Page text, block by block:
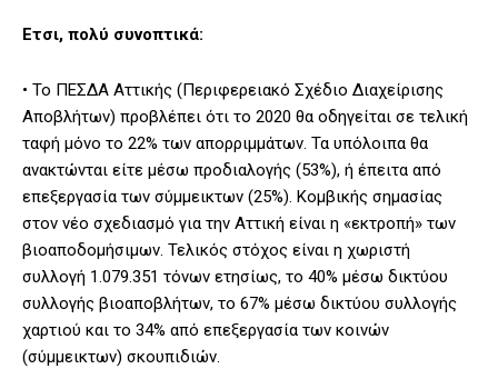
Ετσι, πολύ συνοπτικά:
• Το ΠΕΣΔΑ Αττικής (Περιφερειακό Σχέδιο Διαχείρισης
Αποβλήτων) προβλέπει ότι το 2020 θα οδηγείται σε τελική
ταφή μόνο το 22% των απορριμμάτων. Τα υπόλοιπα θα
ανακτώνται είτε μέσω προδιαλογής (53%), ή έπειτα από
επεξεργασία των σύμμεικτων (25%). Κομβικής σημασίας
στον νέο σχεδιασμό για την Αττική είναι η «εκτροπή» των
βιοαποδομήσιμων. Τελικός στόχος είναι η χωριστή
συλλογή 1.079.351 τόνων ετησίως, το 40% μέσω δικτύου
συλλογής βιοαποβλήτων, το 67% μέσω δικτύου συλλογής
χαρτιού και το 34% από επεξεργασία των κοινών
(σύμμεικτων) σκουπιδιών.